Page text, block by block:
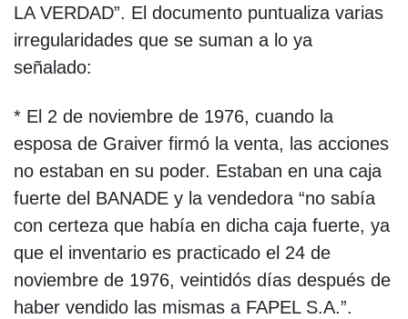
LA VERDAD”. El documento puntualiza varias
irregularidades que se suman a lo ya
señalado:
* El 2 de noviembre de 1976, cuando la
esposa de Graiver firmó la venta, las acciones
no estaban en su poder. Estaban en una caja
fuerte del BANADE y la vendedora “no sabía
con certeza que había en dicha caja fuerte, ya
que el inventario es practicado el 24 de
noviembre de 1976, veintidós días después de
haber vendido las mismas a FAPEL S.A.”.